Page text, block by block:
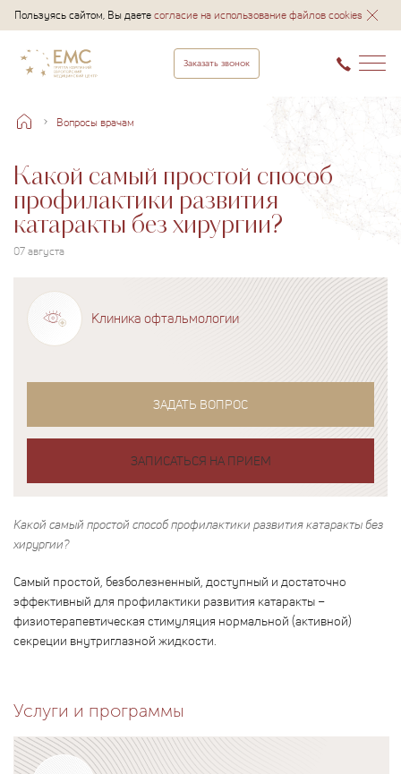
Пользуясь сайтом, Вы даетесогласие на использование файлов cookies
Заказать звонок
Вопросы врачам
Какой самый простой способ
профилактики развития
катаракты без хирургии?
07 августа
Клиника офтальмологии
ЗАДАТЬ ВОПРОС
ЗАПИСАТЬСЯ НА ПРИЕМ
Какой самый простой способ профилактики развития катаракты без
хирургии?
Самый простой, безболезненный, доступный и достаточно
эффективный для профилактики развития катаракты –
физиотерапевтическая стимуляция нормальной (активной)
секреции внутриглазной жидкости.
Услуги и программы